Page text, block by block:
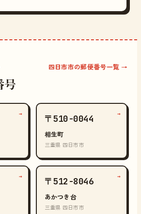
号
四日市市の郵便番号一覧 →
→ 〒510-0044
相生町
三重県 四日市市
→
→ 〒512-8046
あかつき台
三重県 四日市市
→